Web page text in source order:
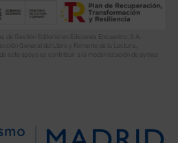
de Gestión Editorial en Ediciones Encuentro, S.A.
General del Libro y Fomento de la Lectura,
este apoyo es contribuir a la modernización de pymes